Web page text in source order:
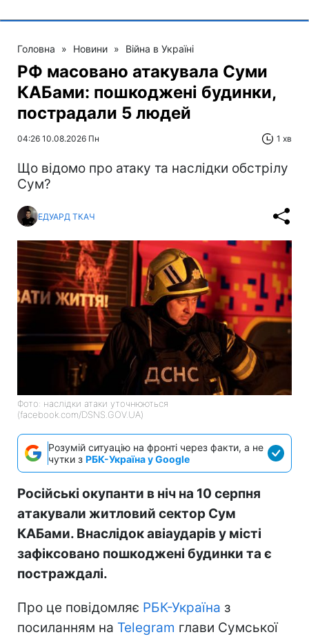
Головна » Новини » Війна в Україні
РФ масовано атакувала Суми
КАБами: пошкоджені будинки,
пострадали 5 людей
04:26 10.08.2026 Пн 1 хв
Що відомо про атаку та наслідки обстрілу
Сум?
ЕДУАРД ТКАЧ
Фото: наслідки атаки уточнюються
(facebook.com/DSNS.GOV.UA)
Розумій ситуацію на фронті через факти, а не
чутки з РБК-Україна у Google
Російські окупанти в ніч на 10 серпня
атакували житловий сектор Сум
КАБами. Внаслідок авіаударів у місті
зафіксовано пошкоджені будинки та є
постраждалі.
Про це повідомляє РБК-Україна з
посиланням на Telegram глави Сумської